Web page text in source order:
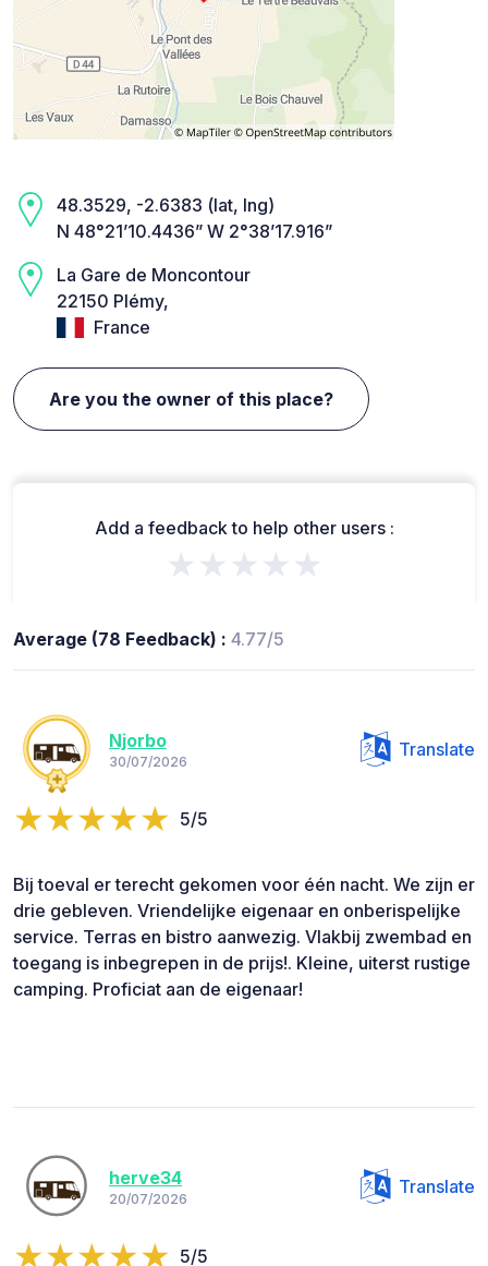
48.3529, -2.6383 (lat, lng)
N 48°21’10.4436” W 2°38’17.916”
La Gare de Moncontour
22150 Plémy,
France
Are you the owner of this place?
Add a feedback to help other users :
★★★★★
Average (78 Feedback) : 4.77/5
Njorbo
30/07/2026
Translate
5/5
Bij toeval er terecht gekomen voor één nacht. We zijn er
drie gebleven. Vriendelijke eigenaar en onberispelijke
service. Terras en bistro aanwezig. Vlakbij zwembad en
toegang is inbegrepen in de prijs!. Kleine, uiterst rustige
camping. Proficiat aan de eigenaar!
herve34
20/07/2026
Translate
5/5